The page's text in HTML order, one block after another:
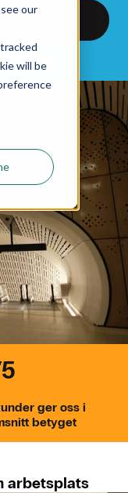
our
will be
ger oss i
betyget
arbetsplats